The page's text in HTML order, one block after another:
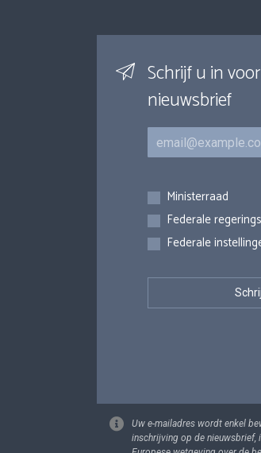
Schrijf u in
nieuwsbrief
E-mail
Inschrijvingen
Ministerraad
Federale
Federale
Uw e-mailadres wordt enkel
inschrijving op de nieuwsbrief,